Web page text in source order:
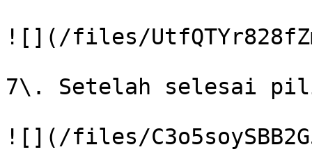
![](/files/
7\. Setelah selesai
![](/files/